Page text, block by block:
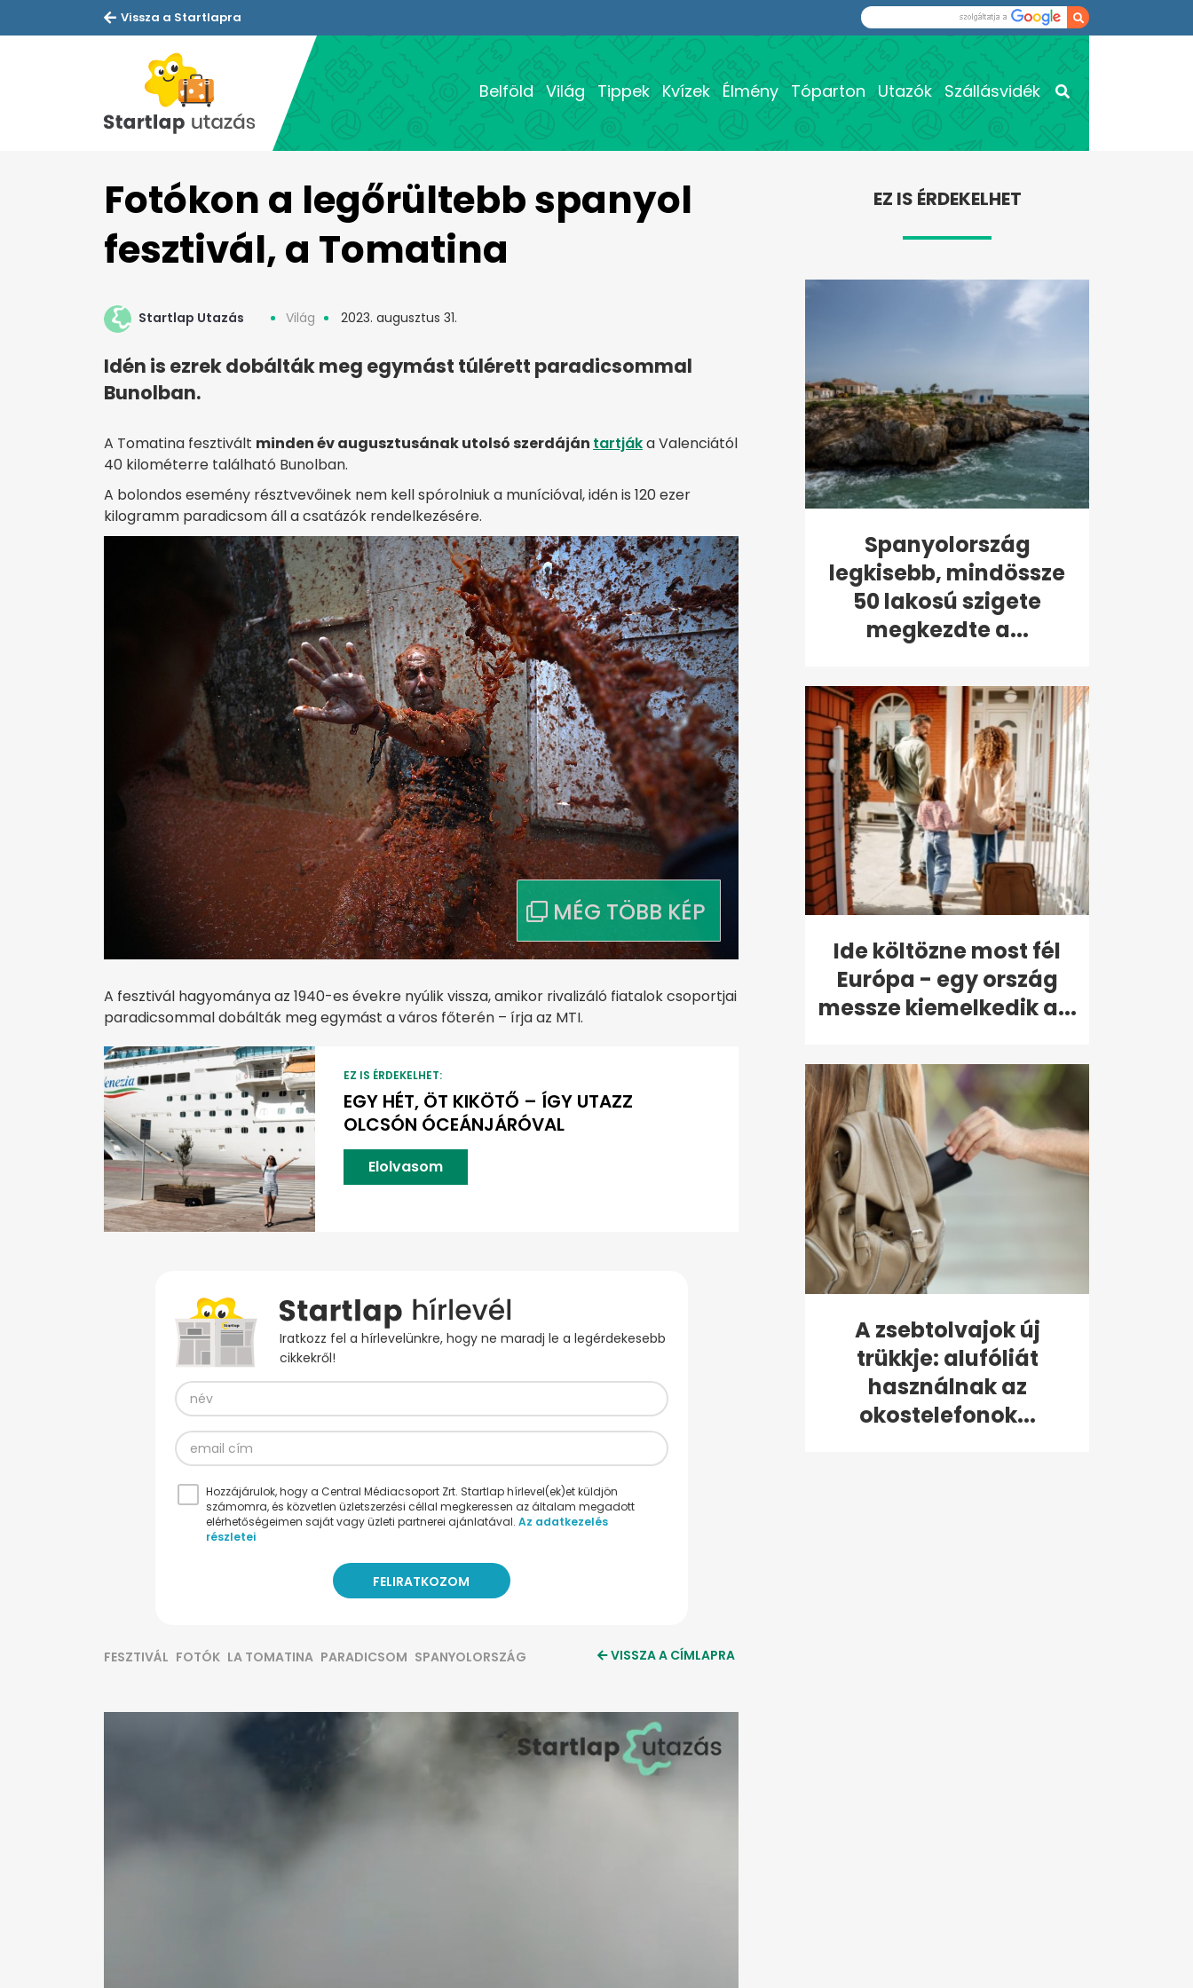
Vissza a Startlapra
Belföld Világ Tippek Kvízek Élmény Tóparton Utazók Szállásvidék
Fotókon a legőrültebb spanyol
fesztivál, a Tomatina
Startlap Utazás Világ 2023. augusztus 31.
Idén is ezrek dobálták meg egymást túlérett paradicsommal
Bunolban.
A Tomatina fesztivált minden év augusztusának utolsó szerdáján tartjáka Valenciától
40 kilométerre található Bunolban.
A bolondos esemény résztvevőinek nem kell spórolniuk a munícióval, idén is 120 ezer
kilogramm paradicsom áll a csatázók rendelkezésére.
A fesztivál hagyománya az 1940-es évekre nyúlik vissza, amikor rivalizáló fiatalok csoportjai
paradicsommal dobálták meg egymást a város főterén – írja az MTI.
EZ IS ÉRDEKELHET:
EGY HÉT, ÖT KIKÖTŐ – ÍGY UTAZZ
OLCSÓN ÓCEÁNJÁRÓVAL
Elolvasom
Iratkozz fel a hírlevelünkre, hogy ne maradj le a legérdekesebb
cikkekről!
Hozzájárulok, hogy a Central Médiacsoport Zrt. Startlap hírlevel(ek)et küldjön
számomra, és közvetlen üzletszerzési céllal megkeressen az általam megadott
elérhetőségeimen saját vagy üzleti partnerei ajánlatával. Az adatkezelés
részletei
FESZTIVÁL FOTÓK LA TOMATINA PARADICSOM SPANYOLORSZÁG VISSZA A CÍMLAPRA
EZ IS ÉRDEKELHET
Spanyolország
legkisebb, mindössze
50 lakosú szigete
megkezdte a...
Ide költözne most fél
Európa - egy ország
messze kiemelkedik a...
A zsebtolvajok új
trükkje: alufóliát
használnak az
okostelefonok...